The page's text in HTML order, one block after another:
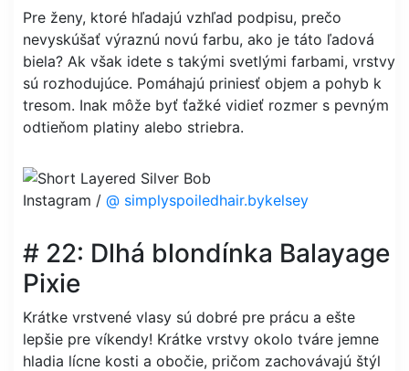
Pre ženy, ktoré hľadajú vzhľad podpisu, prečo
nevyskúšať výraznú novú farbu, ako je táto ľadová
biela? Ak však idete s takými svetlými farbami, vrstvy
sú rozhodujúce. Pomáhajú priniesť objem a pohyb k
tresom. Inak môže byť ťažké vidieť rozmer s pevným
odtieňom platiny alebo striebra.
Instagram / @ simplyspoiledhair.bykelsey
# 22: Dlhá blondínka Balayage
Pixie
Krátke vrstvené vlasy sú dobré pre prácu a ešte
lepšie pre víkendy! Krátke vrstvy okolo tváre jemne
hladia lícne kosti a obočie, pričom zachovávajú štýl